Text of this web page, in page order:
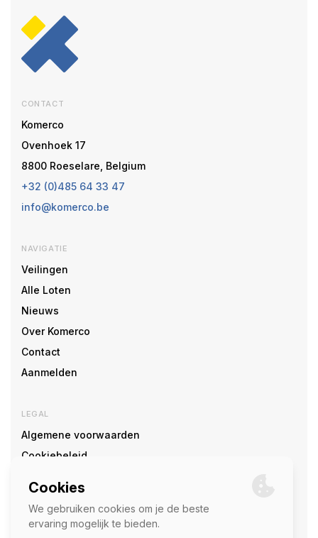
CONTACT
Komerco
Ovenhoek 17
8800 Roeselare, Belgium
+32 (0)485 64 33 47
info@komerco.be
NAVIGATIE
Veilingen
Alle Loten
Nieuws
Over Komerco
Contact
Aanmelden
LEGAL
Algemene voorwaarden
Cookiebeleid
SOCIAL